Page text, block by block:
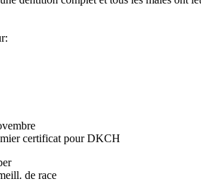
certificat pour DKCH
de race